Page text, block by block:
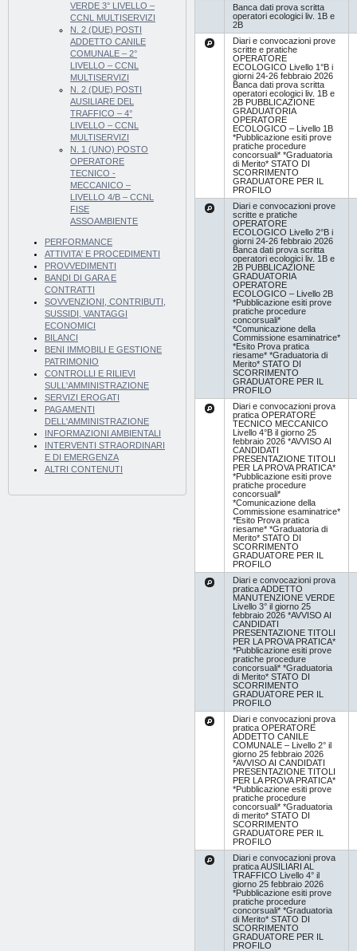
VERDE 3° LIVELLO –
CCNL MULTISERVIZI
N. 2 (DUE) POSTI
ADDETTO CANILE
COMUNALE – 2°
LIVELLO – CCNL
MULTISERVIZI
N. 2 (DUE) POSTI
AUSILIARE DEL
TRAFFICO – 4°
LIVELLO – CCNL
MULTISERVIZI
N. 1 (UNO) POSTO
OPERATORE
TECNICO -
MECCANICO –
LIVELLO 4/B – CCNL
FISE
ASSOAMBIENTE
PERFORMANCE
ATTIVITA' E PROCEDIMENTI
PROVVEDIMENTI
BANDI DI GARA E
CONTRATTI
SOVVENZIONI, CONTRIBUTI,
SUSSIDI, VANTAGGI
ECONOMICI
BILANCI
BENI IMMOBILI E GESTIONE
PATRIMONIO
CONTROLLI E RILIEVI
SULL'AMMINISTRAZIONE
SERVIZI EROGATI
PAGAMENTI
DELL'AMMINISTRAZIONE
INFORMAZIONI AMBIENTALI
INTERVENTI STRAORDINARI
E DI EMERGENZA
ALTRI CONTENUTI
Banca dati prova scritta
operatori ecologici liv. 1B e
2B
Diari e convocazioni prove
scritte e pratiche
OPERATORE
ECOLOGICO Livello 1°B i
giorni 24-26 febbraio 2026
Banca dati prova scritta
operatori ecologici liv. 1B e
2B PUBBLICAZIONE
GRADUATORIA
OPERATORE
ECOLOGICO – Livello 1B
*Pubblicazione esiti prove
pratiche procedure
concorsuali* *Graduatoria
di Merito* STATO DI
SCORRIMENTO
GRADUATORE PER IL
PROFILO
Diari e convocazioni prove
scritte e pratiche
OPERATORE
ECOLOGICO Livello 2°B i
giorni 24-26 febbraio 2026
Banca dati prova scritta
operatori ecologici liv. 1B e
2B PUBBLICAZIONE
GRADUATORIA
OPERATORE
ECOLOGICO – Livello 2B
*Pubblicazione esiti prove
pratiche procedure
concorsuali*
*Comunicazione della
Commissione esaminatrice*
*Esito Prova pratica
riesame* *Graduatoria di
Merito* STATO DI
SCORRIMENTO
GRADUATORE PER IL
PROFILO
Diari e convocazioni prova
pratica OPERATORE
TECNICO MECCANICO
Livello 4°B il giorno 25
febbraio 2026 *AVVISO AI
CANDIDATI
PRESENTAZIONE TITOLI
PER LA PROVA PRATICA*
*Pubblicazione esiti prove
pratiche procedure
concorsuali*
*Comunicazione della
Commissione esaminatrice*
*Esito Prova pratica
riesame* *Graduatoria di
Merito* STATO DI
SCORRIMENTO
GRADUATORE PER IL
PROFILO
Diari e convocazioni prova
pratica ADDETTO
MANUTENZIONE VERDE
Livello 3° il giorno 25
febbraio 2026 *AVVISO AI
CANDIDATI
PRESENTAZIONE TITOLI
PER LA PROVA PRATICA*
*Pubblicazione esiti prove
pratiche procedure
concorsuali* *Graduatoria
di Merito* STATO DI
SCORRIMENTO
GRADUATORE PER IL
PROFILO
Diari e convocazioni prova
pratica OPERATORE
ADDETTO CANILE
COMUNALE – Livello 2° il
giorno 25 febbraio 2026
*AVVISO AI CANDIDATI
PRESENTAZIONE TITOLI
PER LA PROVA PRATICA*
*Pubblicazione esiti prove
pratiche procedure
concorsuali* *Graduatoria
di merito* STATO DI
SCORRIMENTO
GRADUATORE PER IL
PROFILO
Diari e convocazioni prova
pratica AUSILIARI AL
TRAFFICO Livello 4° il
giorno 25 febbraio 2026
*Pubblicazione esiti prove
pratiche procedure
concorsuali* *Graduatoria
di Merito* STATO DI
SCORRIMENTO
GRADUATORE PER IL
PROFILO